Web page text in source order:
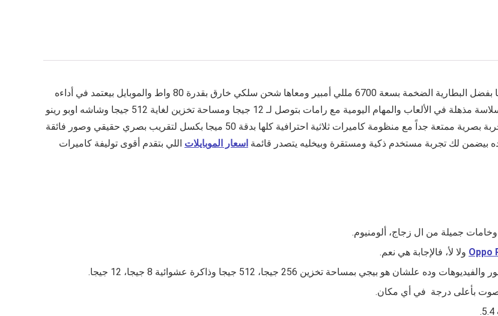
بيقدم تجربة متكاملة ورائدة في الفئة المتوسطة العليا بفضل البطارية الضخمة بسعة 6700 مللي أمبير ومعاها شحن سلكي خارق بقدرة 80 واط والموبايل بيعتمد في أداءه
القوي على معالج Snapdragon 7 Gen 4 المتطور اللي بيوفر سرعة وسلاسة مذهلة في الألعاب والمهام اليومية مع رامات بتوصل لـ 12 جيجا ومساحة تخزين لغاية 512 جيجا وشاشه اوبو رينو
16 المدمجة والمريحة بمقاس 6.32 بوصة وبدقة فائقة الوضوح تقدم تجربة بصرية ممتعة جداً مع منظومة كاميرات ثلاثية احترافية كلها بدقة 50 ميجا بكسل لتقريب بصري حقيقي وصور فائقة
اسعار الموبايلات اللي بتقدم أقوى توليفة كاميرات
جميلة من ال زجاج، ألومنيوم.
Oppo ولا لأ، فالإجابة هي نعم.
بمساحة تخزين 256 جيجا، 512 جيجا وذاكرة عشوائية 8 جيجا، 12 جيجا.
بأعلى درجة في أي مكان.